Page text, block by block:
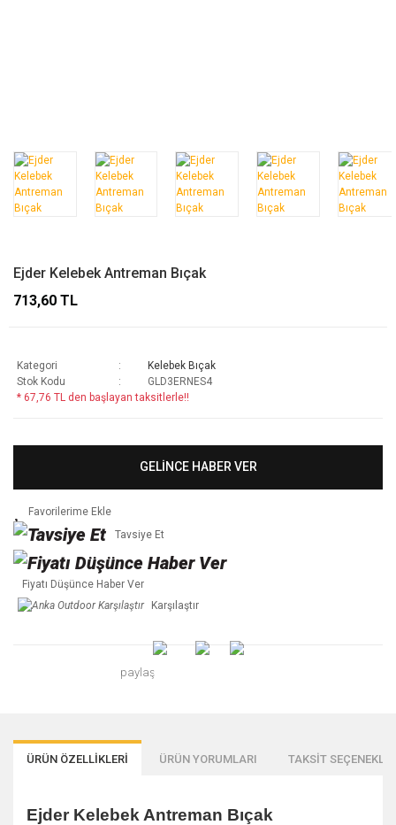
Ejder Kelebek Antreman Bıçak
713,60 TL
Kategori
Kelebek Bıçak
Stok Kodu
GLD3ERNES4
* 67,76 TL den başlayan taksitlerle!!
GELİNCE HABER VER
Tavsiye Et
Fiyatı Düşünce Haber Ver
Karşılaştır
paylaş
ÜRÜN ÖZELLİKLERİ ÜRÜN YORUMLARI TAKSİT
Ejder Kelebek Antreman Bıçak